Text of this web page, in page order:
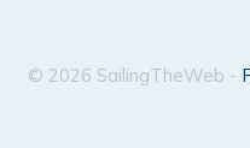
© 2026 SailingTheWeb -